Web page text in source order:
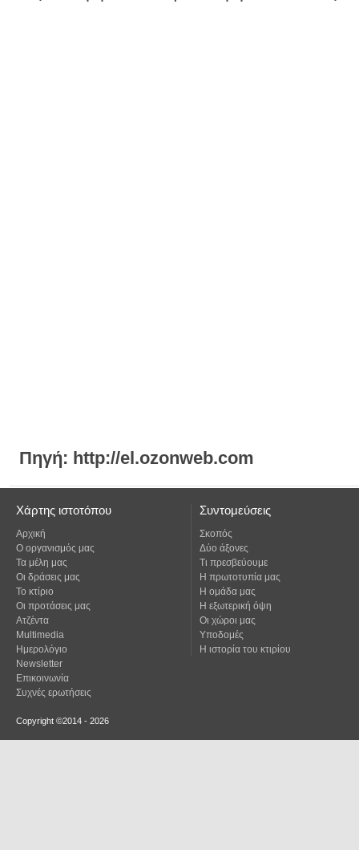
Πηγή: http://el.ozonweb.com
Χάρτης ιστοτόπου
Αρχική
Ο οργανισμός μας
Τα μέλη μας
Οι δράσεις μας
Το κτίριο
Οι προτάσεις μας
Ατζέντα
Multimedia
Ημερολόγιο
Newsletter
Επικοινωνία
Συχνές ερωτήσεις
Συντομεύσεις
Σκοπός
Δύο άξονες
Τι πρεσβεύουμε
Η πρωτοτυπία μας
Η ομάδα μας
Η εξωτερική όψη
Οι χώροι μας
Υποδομές
Η ιστορία του κτιρίου
Copyright ©2014 - 2026